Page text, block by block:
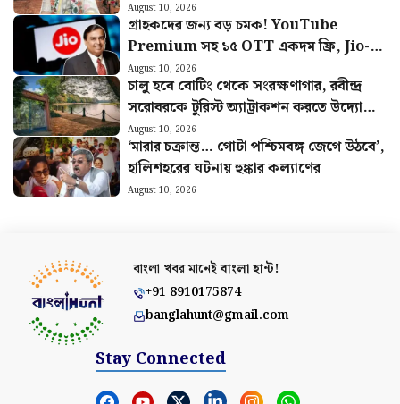
August 10, 2026
গ্রাহকদের জন্য বড় চমক! YouTube
Premium সহ ১৫ OTT একদম ফ্রি, Jio-র
নতুন Pass-এ একগুচ্ছ সুবিধা
August 10, 2026
চালু হবে বোটিং থেকে সংরক্ষণাগার, রবীন্দ্র
সরোবরকে টুরিস্ট অ্যাট্রাকশন করতে উদ্যোগী
KMDA
August 10, 2026
‘মারার চক্রান্ত… গোটা পশ্চিমবঙ্গ জেগে উঠবে’,
হালিশহরের ঘটনায় হুঙ্কার কল্যাণের
August 10, 2026
বাংলা খবর মানেইবাংলা হান্ট!
+91 8910175874
banglahunt@gmail.com
Stay Connected